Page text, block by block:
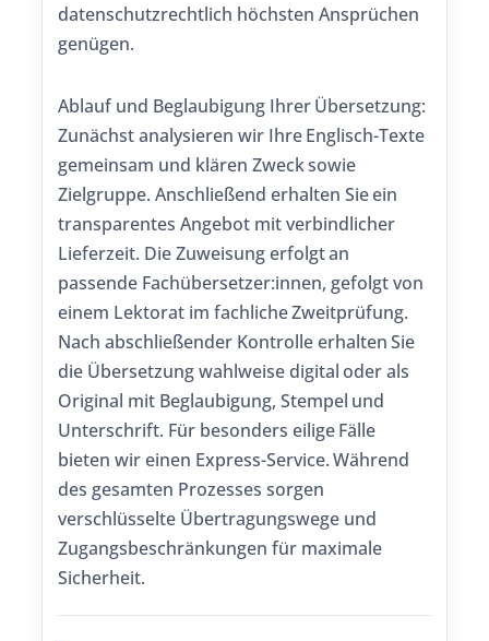
datenschutzrechtlich höchsten Ansprüchen
genügen.
Ablauf und Beglaubigung Ihrer Übersetzung:
Zunächst analysieren wir Ihre Englisch-Texte
gemeinsam und klären Zweck sowie
Zielgruppe. Anschließend erhalten Sie ein
transparentes Angebot mit verbindlicher
Lieferzeit. Die Zuweisung erfolgt an
passende Fachübersetzer:innen, gefolgt von
einem Lektorat im fachliche Zweitprüfung.
Nach abschließender Kontrolle erhalten Sie
die Übersetzung wahlweise digital oder als
Original mit Beglaubigung, Stempel und
Unterschrift. Für besonders eilige Fälle
bieten wir einen Express-Service. Während
des gesamten Prozesses sorgen
verschlüsselte Übertragungswege und
Zugangsbeschränkungen für maximale
Sicherheit.